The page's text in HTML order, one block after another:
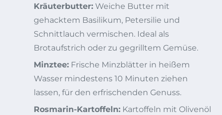
Kräuterbutter: Weiche Butter mit
gehacktem Basilikum, Petersilie und
Schnittlauch vermischen. Ideal als
Brotaufstrich oder zu gegrilltem Gemüse.
Minztee: Frische Minzblätter in heißem
Wasser mindestens 10 Minuten ziehen
lassen, für den erfrischenden Genuss.
Rosmarin-Kartoffeln: Kartoffeln mit Olivenöl